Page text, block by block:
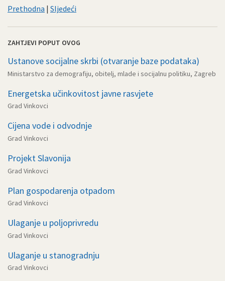
Prethodna | Sljedeći
ZAHTJEVI POPUT OVOG
Ustanove socijalne skrbi (otvaranje baze podataka)
Ministarstvo za demografiju, obitelj, mlade i socijalnu politiku, Zagreb
Energetska učinkovitost javne rasvjete
Grad Vinkovci
Cijena vode i odvodnje
Grad Vinkovci
Projekt Slavonija
Grad Vinkovci
Plan gospodarenja otpadom
Grad Vinkovci
Ulaganje u poljoprivredu
Grad Vinkovci
Ulaganje u stanogradnju
Grad Vinkovci